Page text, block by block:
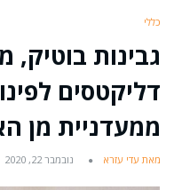
כללי
גבינות
דליקטסים
ממעדניית מן
מאת עדי עזרא נובמבר 22, 2020